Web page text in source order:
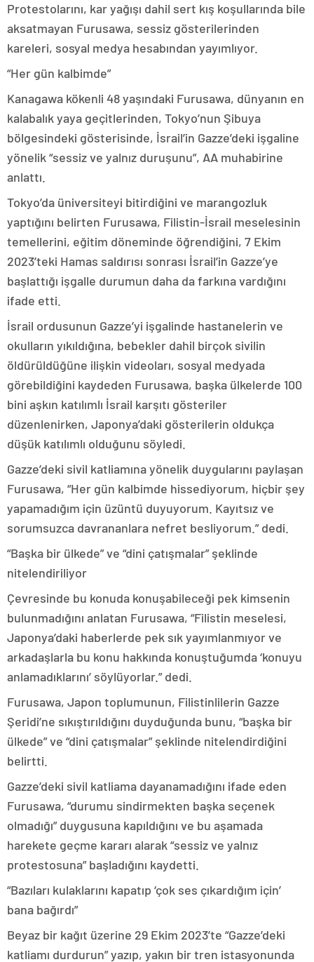
Protestolarını, kar yağışı dahil sert kış koşullarında bile
aksatmayan Furusawa, sessiz gösterilerinden
kareleri, sosyal medya hesabından yayımlıyor.
“Her gün kalbimde”
Kanagawa kökenli 48 yaşındaki Furusawa, dünyanın en
kalabalık yaya geçitlerinden, Tokyo’nun Şibuya
bölgesindeki gösterisinde, İsrail’in Gazze’deki işgaline
yönelik “sessiz ve yalnız duruşunu”, AA muhabirine
anlattı.
Tokyo’da üniversiteyi bitirdiğini ve marangozluk
yaptığını belirten Furusawa, Filistin-İsrail meselesinin
temellerini, eğitim döneminde öğrendiğini, 7 Ekim
2023’teki Hamas saldırısı sonrası İsrail’in Gazze’ye
başlattığı işgalle durumun daha da farkına vardığını
ifade etti.
İsrail ordusunun Gazze’yi işgalinde hastanelerin ve
okulların yıkıldığına, bebekler dahil birçok sivilin
öldürüldüğüne ilişkin videoları, sosyal medyada
görebildiğini kaydeden Furusawa, başka ülkelerde 100
bini aşkın katılımlı İsrail karşıtı gösteriler
düzenlenirken, Japonya’daki gösterilerin oldukça
düşük katılımlı olduğunu söyledi.
Gazze’deki sivil katliamına yönelik duygularını paylaşan
Furusawa, “Her gün kalbimde hissediyorum, hiçbir şey
yapamadığım için üzüntü duyuyorum. Kayıtsız ve
sorumsuzca davrananlara nefret besliyorum.” dedi.
“Başka bir ülkede” ve “dini çatışmalar” şeklinde
nitelendiriliyor
Çevresinde bu konuda konuşabileceği pek kimsenin
bulunmadığını anlatan Furusawa, “Filistin meselesi,
Japonya’daki haberlerde pek sık yayımlanmıyor ve
arkadaşlarla bu konu hakkında konuştuğumda ‘konuyu
anlamadıklarını’ söylüyorlar.” dedi.
Furusawa, Japon toplumunun, Filistinlilerin Gazze
Şeridi’ne sıkıştırıldığını duyduğunda bunu, “başka bir
ülkede” ve “dini çatışmalar” şeklinde nitelendirdiğini
belirtti.
Gazze’deki sivil katliama dayanamadığını ifade eden
Furusawa, “durumu sindirmekten başka seçenek
olmadığı” duygusuna kapıldığını ve bu aşamada
harekete geçme kararı alarak “sessiz ve yalnız
protestosuna” başladığını kaydetti.
“Bazıları kulaklarını kapatıp ‘çok ses çıkardığım için’
bana bağırdı”
Beyaz bir kağıt üzerine 29 Ekim 2023’te “Gazze’deki
katliamı durdurun” yazıp, yakın bir tren istasyonunda